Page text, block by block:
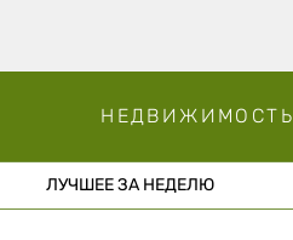
НЕДВИЖИМОСТЬ
ЛУЧШЕЕ ЗА НЕДЕЛЮ